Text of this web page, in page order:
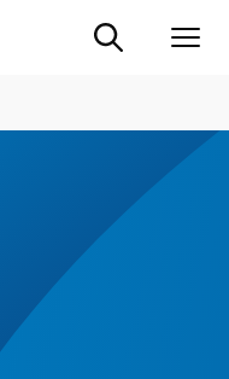
Suche ein-/